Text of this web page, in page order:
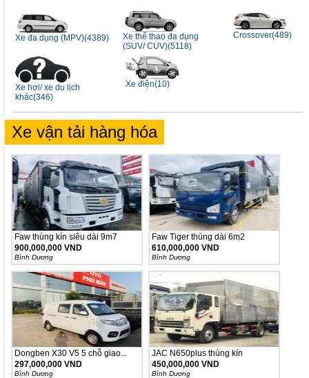
Xe đa dụng (MPV)(4389)
Xe thể thao đa dụng
(SUV/ CUV)(5118)
Crossover(489)
Xe hơi/ xe du lịch
khác(346)
Xe điện(10)
Xe vận tải hàng hóa
Faw thùng kín siêu dài 9m7
900,000,000 VND
Bình Dương
Faw Tiger thùng dài 6m2
610,000,000 VND
Bình Dương
Dongben X30 V5 5 chỗ giao...
297,000,000 VND
Bình Dương
JAC N650plus thùng kín
450,000,000 VND
Bình Dương